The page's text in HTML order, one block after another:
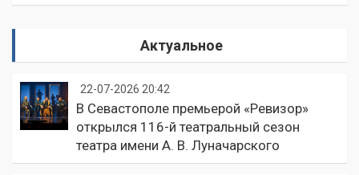
Актуальное
22-07-2026 20:42
В Севастополе премьерой «Ревизор»
открылся 116-й театральный сезон
театра имени А. В. Луначарского